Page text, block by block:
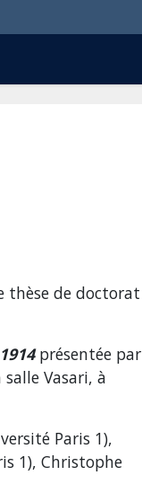
thèse de doctorat
présentée par
Vasari, à
Paris 1),
1), Christophe